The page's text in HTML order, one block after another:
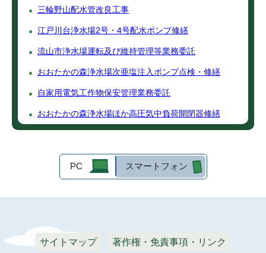
三輪野山配水管改良工事
江戸川台浄水場2号・4号配水ポンプ修繕
流山市浄水場運転及び維持管理等業務委託
おおたかの森浄水場次亜塩注入ポンプ点検・修繕
自家用電気工作物保安管理業務委託
おおたかの森浄水場ほか高圧気中負荷開閉器修繕
PC スマートフォン
サイトマップ 著作権・免責事項・リンク